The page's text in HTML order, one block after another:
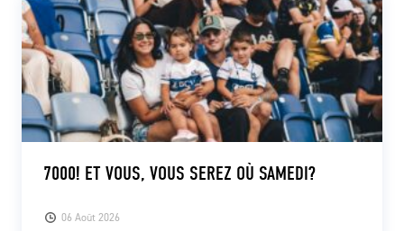
06 Août 2026
7000! ET VOUS, VOUS SEREZ OÙ SAMEDI?